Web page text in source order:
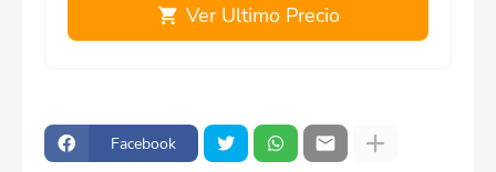
Ver Ultimo Precio
Facebook